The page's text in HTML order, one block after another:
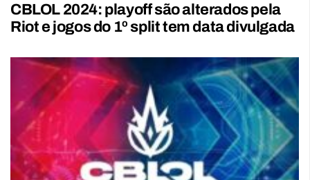
CBLOL 2024: playoff são alterados pela
Riot e jogos do 1º split tem data divulgada